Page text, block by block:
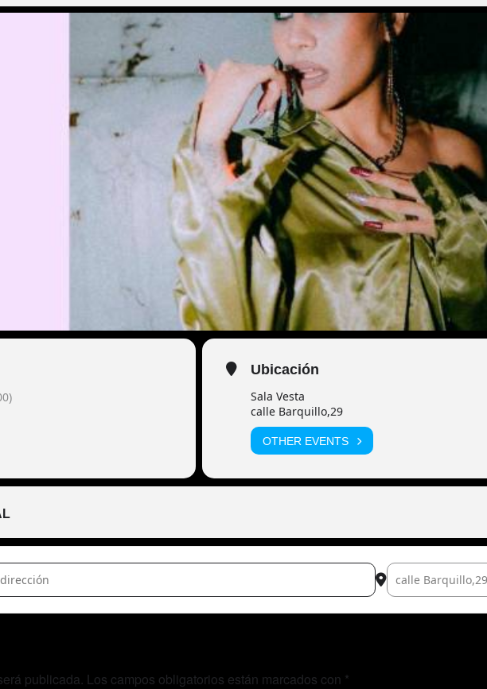
Ubicación
Sala Vesta
calle Barquillo,29
OTHER EVENTS
Eye + Aventuras Tropicales [0hDT7EieU] Destination
publicada. Los campos obligatorios están marcados con *